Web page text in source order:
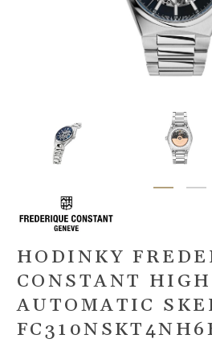
HODINKY
CONSTANT
AUTOMATIC